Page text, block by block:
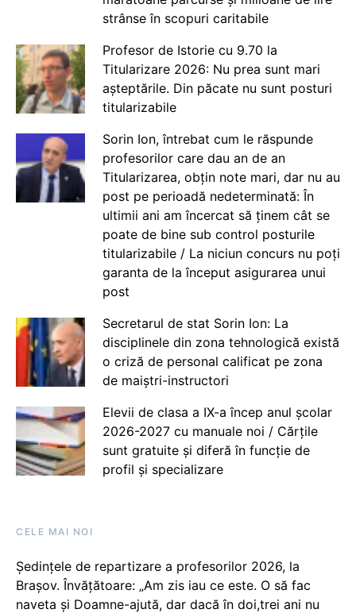
strânse în scopuri caritabile
Profesor de Istorie cu 9.70 la
Titularizare 2026: Nu prea sunt mari
așteptările. Din păcate nu sunt posturi
titularizabile
Sorin Ion, întrebat cum le răspunde
profesorilor care dau an de an
Titularizarea, obțin note mari, dar nu au
post pe perioadă nedeterminată: În
ultimii ani am încercat să ținem cât se
poate de bine sub control posturile
titularizabile / La niciun concurs nu poți
garanta de la început asigurarea unui
post
Secretarul de stat Sorin Ion: La
disciplinele din zona tehnologică există
o criză de personal calificat pe zona
de maiștri-instructori
Elevii de clasa a IX-a încep anul școlar
2026-2027 cu manuale noi / Cărțile
sunt gratuite și diferă în funcție de
profil și specializare
CELE MAI NOI
Ședințele de repartizare a profesorilor 2026, la
Brașov. Învățătoare: „Am zis iau ce este. O să fac
naveta și Doamne-ajută, dar dacă în doi,trei ani nu